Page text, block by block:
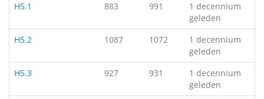
H5.1
883 991
1 decennium
geleden
H5.2
1087 1072
1 decennium
geleden
H5.3
927 931
1 decennium
geleden